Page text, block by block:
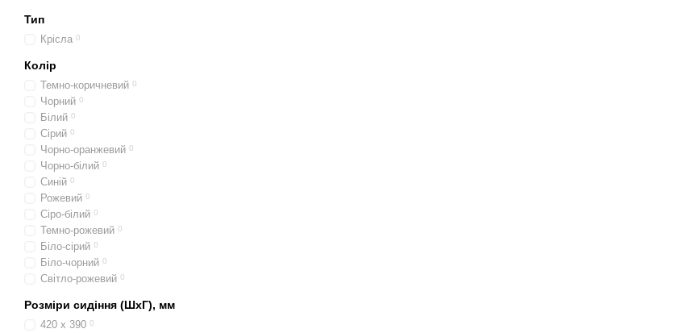
Тип
Крісла 0
Колір
Темно-коричневий 0
Чорний 0
Білий 0
Сірий 0
Чорно-оранжевий 0
Чорно-білий 0
Синій 0
Рожевий 0
Сіро-білий 0
Темно-рожевий 0
Біло-сірий 0
Біло-чорний 0
Світло-рожевий 0
Розміри сидіння (ШхГ), мм
420 х 390 0